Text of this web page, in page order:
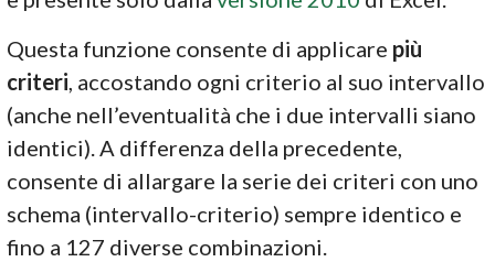
Questa funzione consente di applicare più
criteri, accostando ogni criterio al suo intervallo
(anche nell’eventualità che i due intervalli siano
identici). A differenza della precedente,
consente di allargare la serie dei criteri con uno
schema (intervallo-criterio) sempre identico e
fino a 127 diverse combinazioni.